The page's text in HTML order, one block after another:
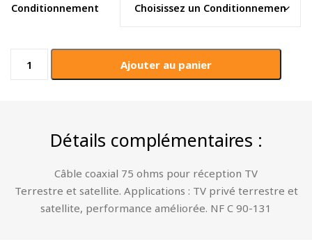
Conditionnement
VAtCA
Ajouter au panier
Détails complémentaires :
Câble coaxial 75 ohms pour réception TV
Terrestre et satellite. Applications : TV privé terrestre et
satellite, performance améliorée. NF C 90-131